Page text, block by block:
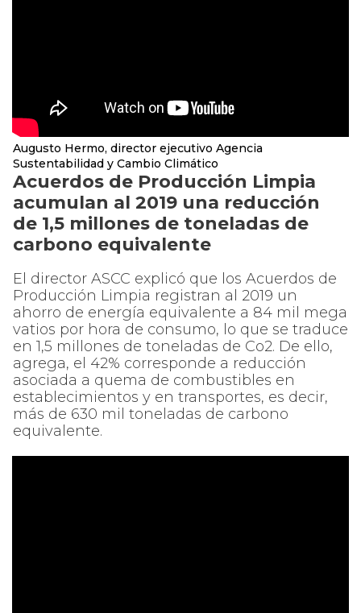
Augusto Hermo, director ejecutivo Agencia
Sustentabilidad y Cambio Climático
Acuerdos de Producción Limpia
acumulan al 2019 una reducción
de 1,5 millones de toneladas de
carbono equivalente
El director ASCC explicó que los Acuerdos de
Producción Limpia registran al 2019 un
ahorro de energía equivalente a 84 mil mega
vatios por hora de consumo, lo que se traduce
en 1,5 millones de toneladas de Co2. De ello,
agrega, el 42% corresponde a reducción
asociada a quema de combustibles en
establecimientos y en transportes, es decir,
más de 630 mil toneladas de carbono
equivalente.